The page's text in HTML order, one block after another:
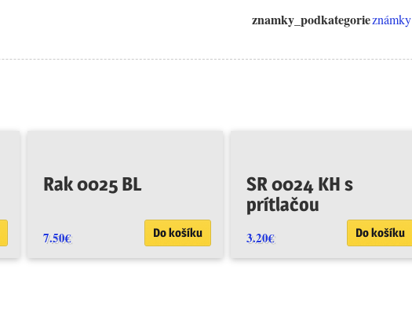
znamky_podkategorieznámky
Rak 0025 BL
7.50€ Do košíku
SR 0024 KH s
prítlačou
3.20€ Do košíku